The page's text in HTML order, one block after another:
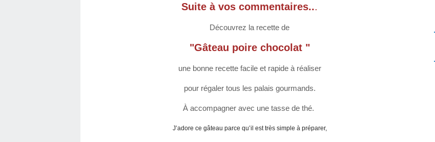
Suite à vos commentaires...
Découvrez la recette de
"Gâteau poire chocolat "
une bonne recette facile et rapide à réaliser
pour régaler tous les palais gourmands.
À accompagner avec une tasse de thé.
J’adore ce gâteau parce qu’il est très simple à préparer,